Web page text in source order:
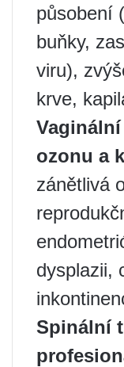
působení
buňky,
viru),
krve,
ozonu a
zánětlivá
dysplazii,
Spinální